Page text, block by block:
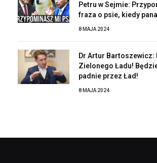
Petru w Sejmie:
fraza o psie, kiedy
8 MAJA 2024
Dr Artur Bartoszewicz:
Zielonego Ładu!
padnie przez Ład!
8 MAJA 2024